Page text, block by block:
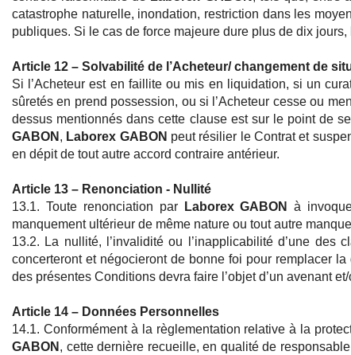
catastrophe naturelle, inondation, restriction dans les
publiques. Si le cas de force majeure dure plus de dix jours,
Article 12 – Solvabilité de l’Acheteur/ changement de
Si l’Acheteur est en faillite ou mis en liquidation, si un
sûretés en prend possession, ou si l’Acheteur cesse ou
dessus mentionnés dans cette clause est sur le point de
GABON , Laborex GABON peut résilier le Contrat et
en dépit de tout autre accord contraire antérieur.
Article 13 – Renonciation - Nullité
13.1. Toute renonciation par
Laborex GABON à
manquement ultérieur de même nature ou tout autre
13.2. La nullité, l’invalidité ou l’inapplicabilité d’une
concerteront et négocieront de bonne foi pour remplacer
des présentes Conditions devra faire l’objet d’un avenant
Article 14 – Données Personnelles
14.1. Conformément à la règlementation relative à la
GABON , cette dernière recueille, en qualité de